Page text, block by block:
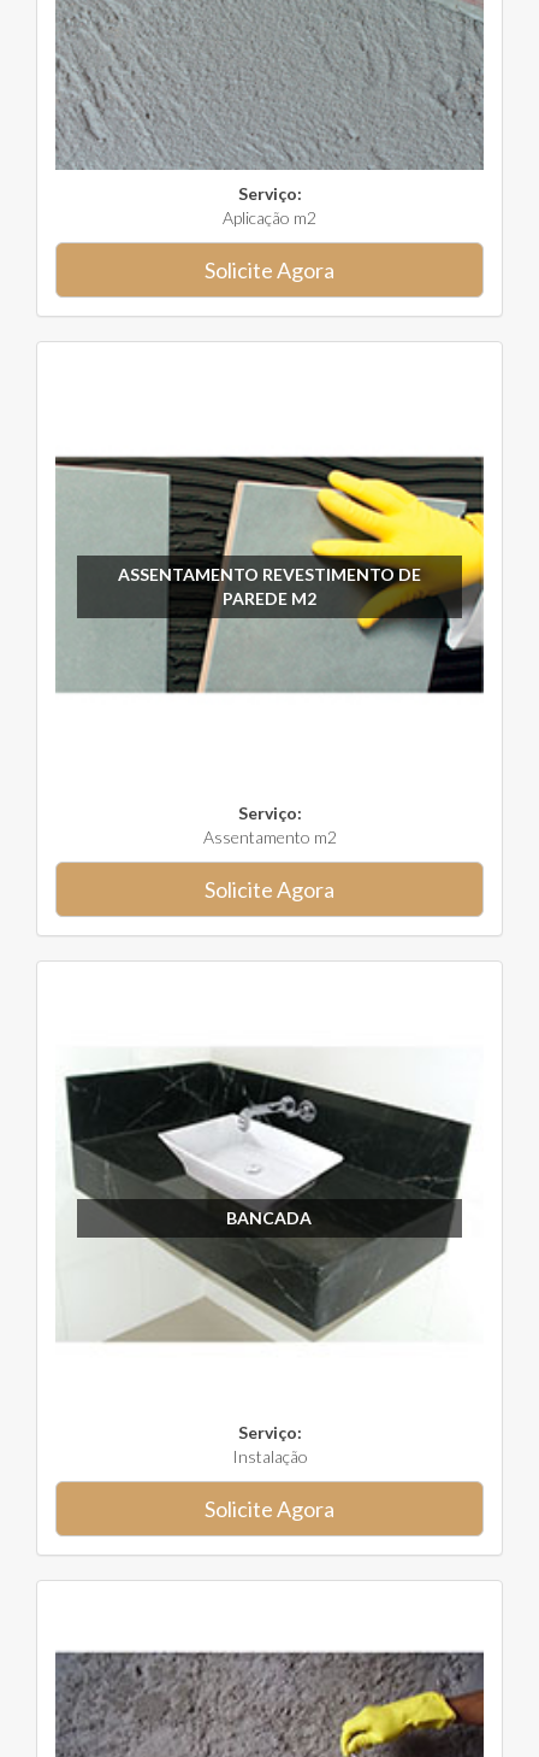
Serviço:
Aplicação m2
Solicite Agora
ASSENTAMENTO REVESTIMENTO DE
PAREDE M2
Serviço:
Assentamento m2
Solicite Agora
BANCADA
Serviço:
Instalação
Solicite Agora